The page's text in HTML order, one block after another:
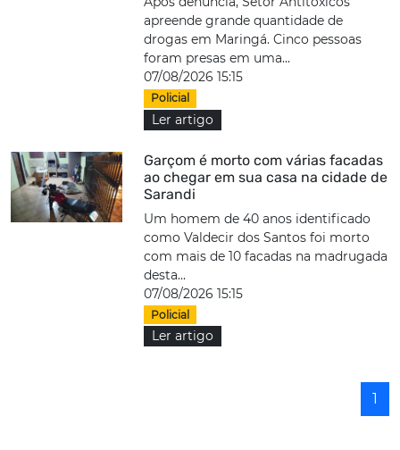
apreende grande quantidade de
drogas em Maringá. Cinco pessoas
foram presas em uma...
07/08/2026 15:15
Policial
Ler artigo
Garçom é morto com várias facadas
ao chegar em sua casa na cidade de
Sarandi
Um homem de 40 anos identificado
como Valdecir dos Santos foi morto
com mais de 10 facadas na madrugada
desta...
07/08/2026 15:15
Policial
Ler artigo
1